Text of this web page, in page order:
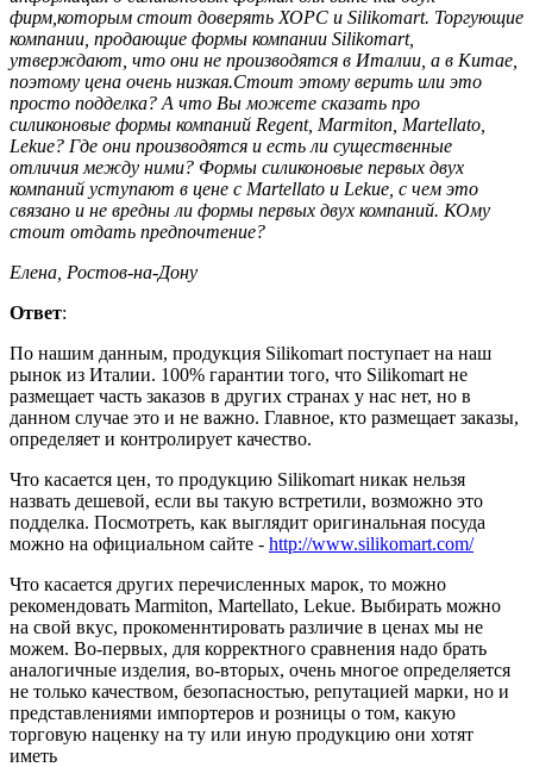
фирм,которым стоит доверять ХОРС и Silikomart. Торгующие
компании, продающие формы компании Silikomart,
утверждают, что они не производятся в Италии, а в Китае,
поэтому цена очень низкая.Стоит этому верить или это
просто подделка? А что Вы можете сказать про
силиконовые формы компаний Regent, Marmiton, Martellato,
Lekue? Где они производятся и есть ли существенные
отличия между ними? Формы силиконовые первых двух
компаний уступают в цене с Martellato и Lekue, с чем это
связано и не вредны ли формы первых двух компаний. КОму
стоит отдать предпочтение?
Елена, Ростов-на-Дону
Ответ:
По нашим данным, продукция Silikomart поступает на наш
рынок из Италии. 100% гарантии того, что Silikomart не
размещает часть заказов в других странах у нас нет, но в
данном случае это и не важно. Главное, кто размещает заказы,
определяет и контролирует качество.
Что касается цен, то продукцию Silikomart никак нельзя
назвать дешевой, если вы такую встретили, возможно это
подделка. Посмотреть, как выглядит оригинальная посуда
можно на официальном сайте - http://www.silikomart.com/
Что касается других перечисленных марок, то можно
рекомендовать Marmiton, Martellato, Lekue. Выбирать можно
на свой вкус, прокоменнтировать различие в ценах мы не
можем. Во-первых, для корректного сравнения надо брать
аналогичные изделия, во-вторых, очень многое определяется
не только качеством, безопасностью, репутацией марки, но и
представлениями импортеров и розницы о том, какую
торговую наценку на ту или иную продукцию они хотят
иметь